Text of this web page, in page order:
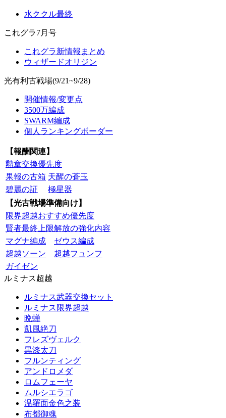
水ククル最終
これグラ7月号
これグラ新情報まとめ
ウィザードオリジン
光有利古戦場(9/21~9/28)
開催情報/変更点
3500万編成
SWARM編成
個人ランキングボーダー
【報酬関連】
勲章交換優先度
果報の古箱 天醒の蒼玉
碧麗の証
極星器
【光古戦場準備向け】
限界超越おすすめ優先度
賢者最終上限解放の強化内容
マグナ編成
ゼウス編成
超越ソーン
超越フュンフ
ガイゼン
ルミナス超越
ルミナス武器交換セット
ルミナス限界超越
晩蝉
凱風絶刀
フレズヴェルク
黒漆太刀
フルンティング
アンドロメダ
ロムフェーヤ
ムルシエラゴ
温羅面金色之装
布都御魂